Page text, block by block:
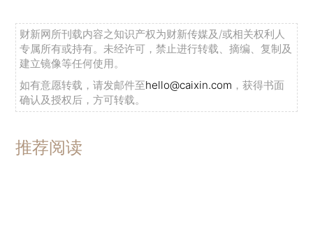
财新网所刊载内容之知识产权为财新传媒及/或相关权利人
专属所有或持有。未经许可，禁止进行转载、摘编、复制及
建立镜像等任何使用。
如有意愿转载，请发邮件至hello@caixin.com ，获得书面
确认及授权后，方可转载。
推荐阅读